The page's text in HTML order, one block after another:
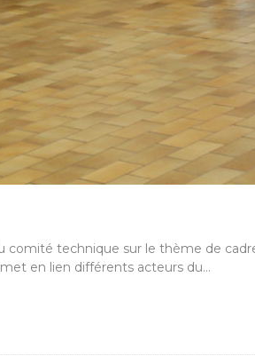
comité technique sur le thème de
en lien différents acteurs du…